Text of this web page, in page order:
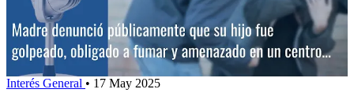
Interés General • 17 May 2025